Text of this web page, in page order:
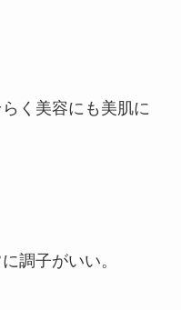
く美容にも美肌に
調子がいい。